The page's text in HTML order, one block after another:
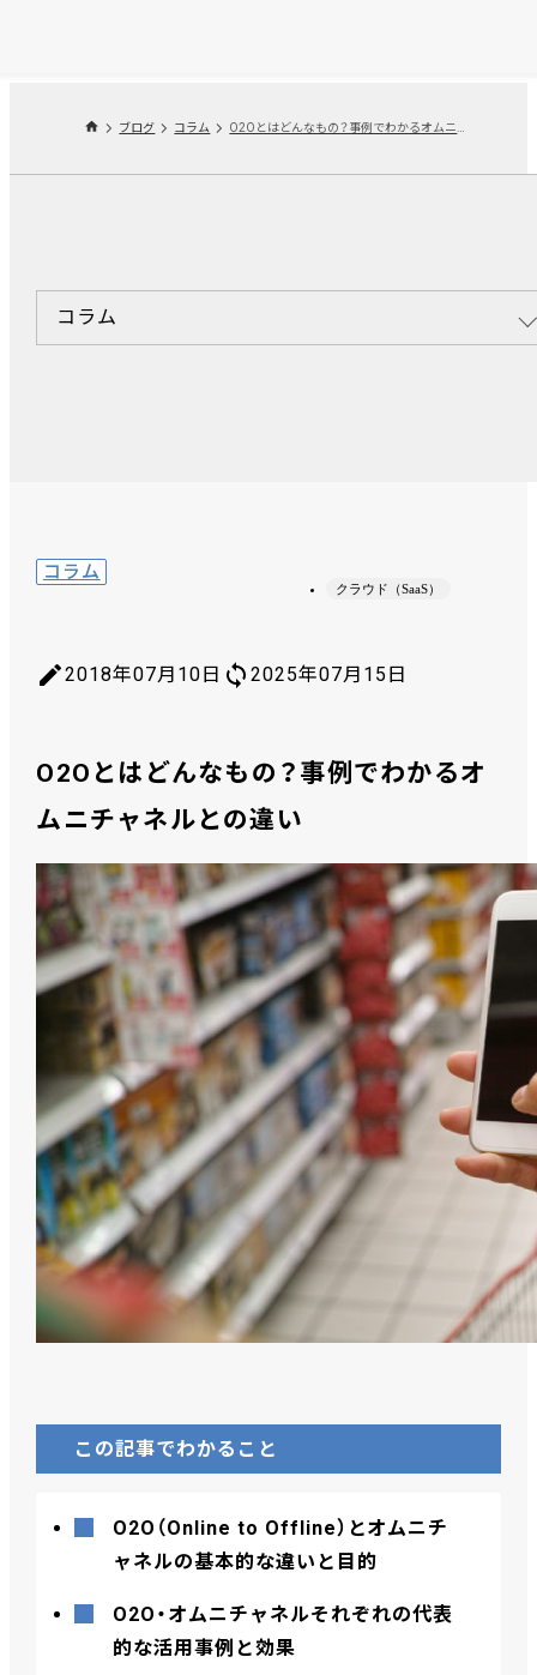
ブログ コラム
コラム
コラム
クラウド（SaaS）
2018年07月10日 2025年07月15日
O2Oとはどんなもの？事例でわかるオ
ムニチャネルとの違い
この記事でわかること
O2O（Online to Offline）とオムニチ
ャネルの基本的な違いと目的
O2O・オムニチャネルそれぞれの代表
的な活用事例と効果